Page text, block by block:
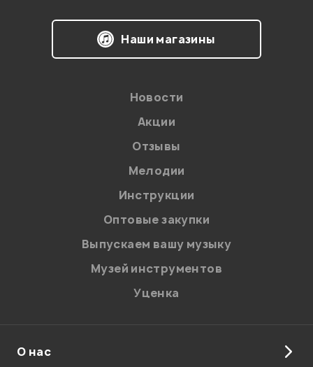
на обработку персональных данных в
Политикой в отношении обработки
персональных данных.
Введите проверочное число:
Отправить
Наши магазины
Новости
Акции
Отзывы
Мелодии
Инструкции
Оптовые закупки
Выпускаем вашу музыку
Музей инструментов
Уценка
О нас